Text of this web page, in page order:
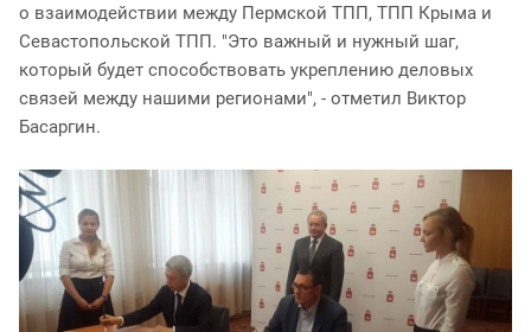
о взаимодействии между Пермской ТПП, ТПП Крыма и
Севастопольской ТПП. "Это важный и нужный шаг,
который будет способствовать укреплению деловых
связей между нашими регионами", - отметил Виктор
Басаргин.